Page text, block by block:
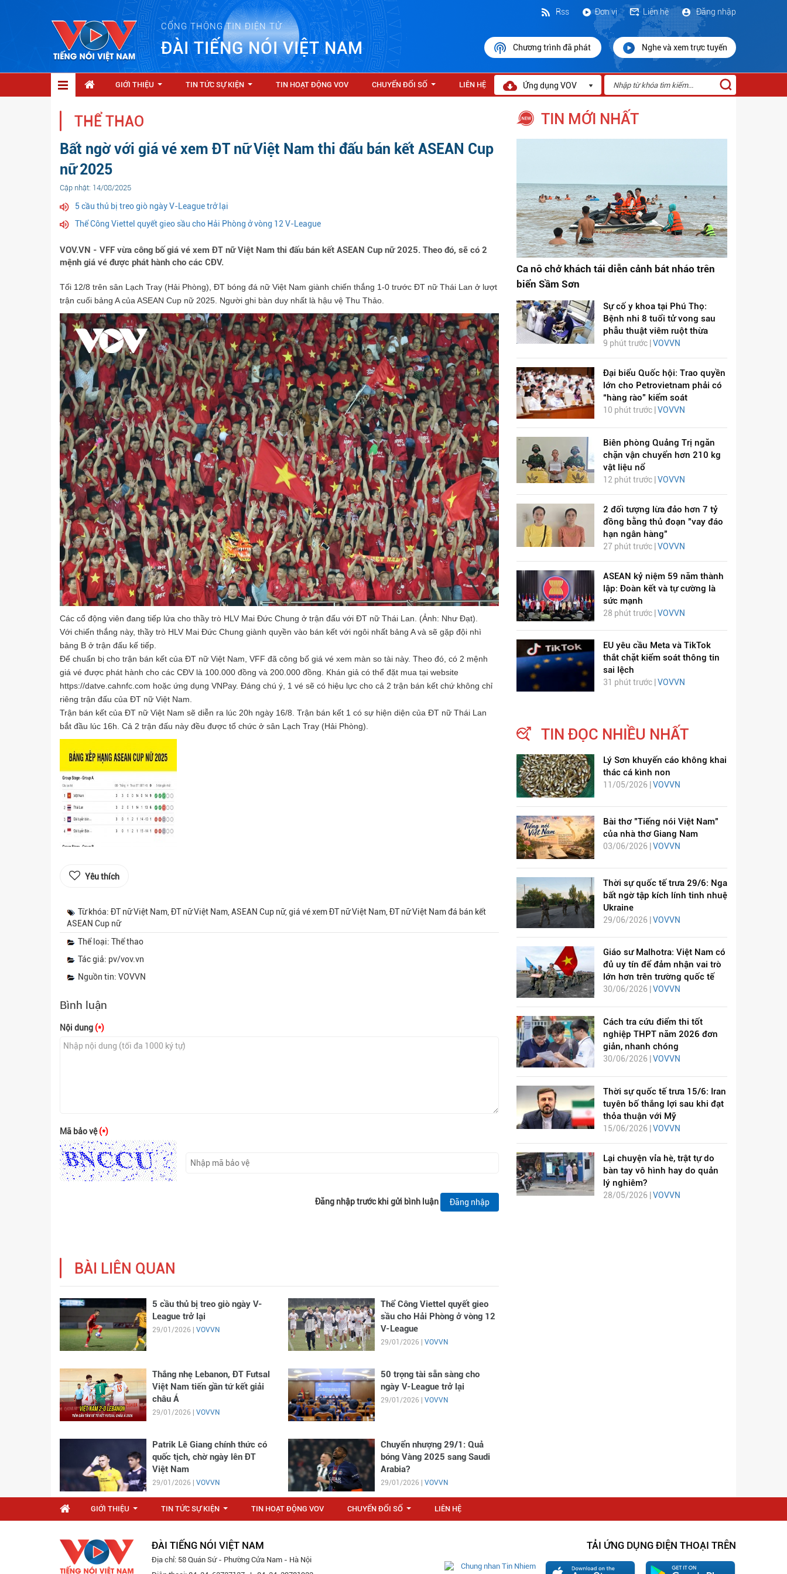
CỔNG THÔNG TIN ĐIỆN TỬ
ĐÀI TIẾNG NÓI VIỆT NAM
Đăng nhập
Liên hệ
Đơn vị
Rss
Chương trình đã phát Nghe và xem trực tuyến
GIỚI THIỆU TIN TỨC SỰ KIỆN TIN HOẠT ĐỘNG VOV CHUYỂN ĐỔI SỐ LIÊN HỆ Ứng dụng VOV
THỂ THAO
Bất ngờ với giá vé xem ĐT nữ Việt Nam thi đấu bán kết ASEAN Cup
nữ 2025
Cập nhật: 14/08/2025
5 cầu thủ bị treo giò ngày V-League trở lại
Thể Công Viettel quyết gieo sầu cho Hải Phòng ở vòng 12 V-League
VOV.VN - VFF vừa công bố giá vé xem ĐT nữ Việt Nam thi đấu bán kết ASEAN Cup nữ 2025. Theo đó, sẽ có 2
mệnh giá vé được phát hành cho các CĐV.
Tối 12/8 trên sân Lạch Tray (Hải Phòng), ĐT bóng đá nữ Việt Nam giành chiến thắng 1-0 trước ĐT nữ Thái Lan ở lượt
trận cuối bảng A của ASEAN Cup nữ 2025. Người ghi bàn duy nhất là hậu vệ Thu Thảo.
Các cổ động viên đang tiếp lửa cho thầy trò HLV Mai Đức Chung ở trận đấu với ĐT nữ Thái Lan. (Ảnh: Như Đạt).
Với chiến thắng này, thầy trò HLV Mai Đức Chung giành quyền vào bán kết với ngôi nhất bảng A và sẽ gặp đội nhì
bảng B ở trận đấu kế tiếp.
Để chuẩn bị cho trận bán kết của ĐT nữ Việt Nam, VFF đã công bố giá vé xem màn so tài này. Theo đó, có 2 mệnh
giá vé được phát hành cho các CĐV là 100.000 đồng và 200.000 đồng. Khán giả có thể đặt mua tại website
https://datve.cahnfc.com hoặc ứng dụng VNPay. Đáng chú ý, 1 vé sẽ có hiệu lực cho cả 2 trận bán kết chứ không chỉ
riêng trận đấu của ĐT nữ Việt Nam.
Trận bán kết của ĐT nữ Việt Nam sẽ diễn ra lúc 20h ngày 16/8. Trận bán kết 1 có sự hiện diện của ĐT nữ Thái Lan
bắt đầu lúc 16h. Cả 2 trận đấu này đều được tổ chức ở sân Lạch Tray (Hải Phòng).
Yêu thích
Từ khóa: ĐT nữ Việt Nam, ĐT nữ Việt Nam, ASEAN Cup nữ, giá vé xem ĐT nữ Việt Nam, ĐT nữ Việt Nam đá bán kết
ASEAN Cup nữ
Thể loại: Thể thao
Tác giả: pv/vov.vn
Nguồn tin: VOVVN
Bình luận
Nội dung (*)
Mã bảo vệ(*)
Đăng nhập trước khi gửi bình luận Đăng nhập
BÀI LIÊN QUAN
5 cầu thủ bị treo giò ngày V-
League trở lại
29/01/2026 | VOVVN
Thể Công Viettel quyết gieo
sầu cho Hải Phòng ở vòng 12
V-League
29/01/2026 | VOVVN
Thắng nhẹ Lebanon, ĐT Futsal
Việt Nam tiến gần tứ kết giải
châu Á
29/01/2026 | VOVVN
50 trọng tài sẵn sàng cho
ngày V-League trở lại
29/01/2026 | VOVVN
Patrik Lê Giang chính thức có
quốc tịch, chờ ngày lên ĐT
Việt Nam
29/01/2026 | VOVVN
Chuyển nhượng 29/1: Quả
bóng Vàng 2025 sang Saudi
Arabia?
29/01/2026 | VOVVN
TIN MỚI NHẤT
Ca nô chở khách tái diễn cảnh bát nháo trên
biển Sầm Sơn
Sự cố y khoa tại Phú Thọ:
Bệnh nhi 8 tuổi tử vong sau
phẫu thuật viêm ruột thừa
9 phút trước |VOVVN
Đại biểu Quốc hội: Trao quyền
lớn cho Petrovietnam phải có
“hàng rào” kiểm soát
10 phút trước |VOVVN
Biên phòng Quảng Trị ngăn
chặn vận chuyển hơn 210 kg
vật liệu nổ
12 phút trước | VOVVN
2 đối tượng lừa đảo hơn 7 tỷ
đồng bằng thủ đoạn "vay đáo
hạn ngân hàng"
27 phút trước | VOVVN
ASEAN kỷ niệm 59 năm thành
lập: Đoàn kết và tự cường là
sức mạnh
28 phút trước | VOVVN
EU yêu cầu Meta và TikTok
thắt chặt kiểm soát thông tin
sai lệch
31 phút trước | VOVVN
TIN ĐỌC NHIỀU NHẤT
Lý Sơn khuyến cáo không khai
thác cá kình non
11/05/2026 |VOVVN
Bài thơ "Tiếng nói Việt Nam"
của nhà thơ Giang Nam
03/06/2026 | VOVVN
Thời sự quốc tế trưa 29/6: Nga
bất ngờ tập kích lính tinh nhuệ
Ukraine
29/06/2026 | VOVVN
Giáo sư Malhotra: Việt Nam có
đủ uy tín để đảm nhận vai trò
lớn hơn trên trường quốc tế
30/06/2026 |VOVVN
Cách tra cứu điểm thi tốt
nghiệp THPT năm 2026 đơn
giản, nhanh chóng
30/06/2026 | VOVVN
Thời sự quốc tế trưa 15/6: Iran
tuyên bố thắng lợi sau khi đạt
thỏa thuận với Mỹ
15/06/2026 | VOVVN
Lại chuyện vỉa hè, trật tự do
bàn tay vô hình hay do quản
lý nghiêm?
28/05/2026 | VOVVN
GIỚI THIỆU TIN TỨC SỰ KIỆN TIN HOẠT ĐỘNG VOV CHUYỂN ĐỔI SỐ LIÊN HỆ
ĐÀI TIẾNG NÓI VIỆT NAM
Địa chỉ: 58 Quán Sứ - Phường Cửa Nam - Hà Nội
TẢI ỨNG DỤNG ĐIỆN THOẠI TRÊN